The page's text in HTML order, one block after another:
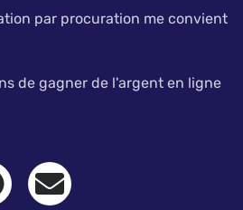
par procuration me convient
de gagner de l'argent en ligne